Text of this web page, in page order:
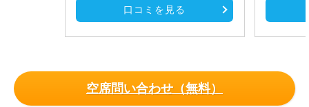
口コミを見る
空席問い合わせ（無料）